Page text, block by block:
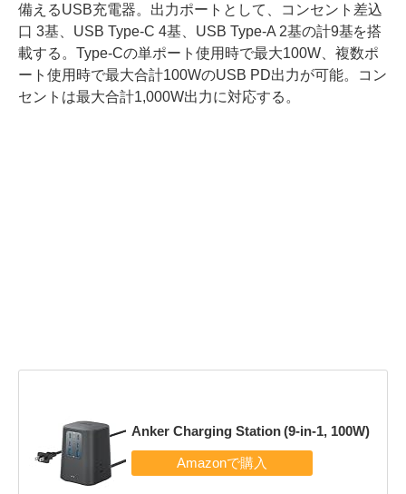
備えるUSB充電器。出力ポートとして、コンセント差込
口 3基、USB Type-C 4基、USB Type-A 2基の計9基を搭
載する。Type-Cの単ポート使用時で最大100W、複数ポ
ート使用時で最大合計100WのUSB PD出力が可能。コン
セントは最大合計1,000W出力に対応する。
Anker Charging Station (9-in-1, 100W)